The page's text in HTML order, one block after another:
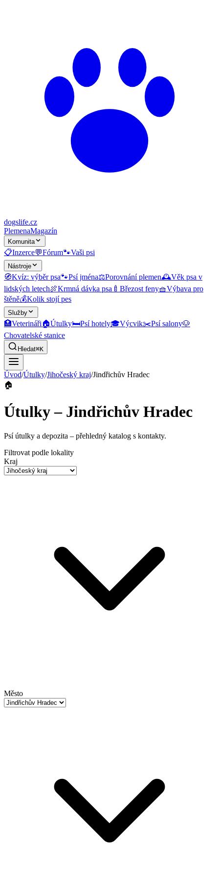
dogslife.cz
PlemenaMagazín
Komunita
📋Inzerce💬Fórum🐾Vaši psi
Nástroje
🧭Kvíz: výběr psa🐾Psí jména⚖️Porovnání plemen🕰️Věk psa v
lidských letech🍖Krmná dávka psa 🍼 Březost feny🧺Výbava pro
štěně💰Kolik stojí pes
Služby
🏥Veterináři🏠Útulky🛏️Psí hotely🎓Výcvik✂️Psí salony🐶
Chovatelské stanice
Hledat⌘K
Úvod/Útulky/Jihočeský kraj/Jindřichův Hradec
🏠
Útulky – Jindřichův Hradec
Psí útulky a depozita – přehledný katalog s kontakty.
Filtrovat podle lokality
Kraj
Město